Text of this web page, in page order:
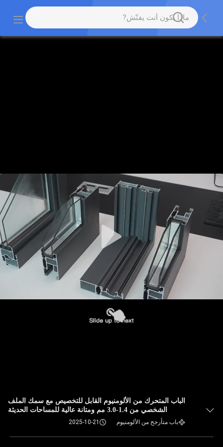
الباب المتحرك من الألومنيوم القابل للتخصيص مع سمك الملف
الشخصي من 1.4-3.0 مم ومتانة عالية للمساحات الحديثة
باب متأرجح من الألومنيوم 2025-10-21